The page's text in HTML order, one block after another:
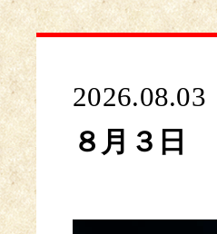
2026.08.03
８月３日